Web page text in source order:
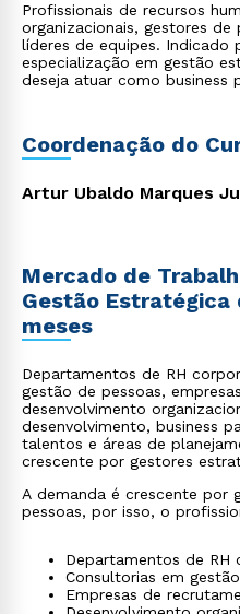
Profissionais de recursos
organizacionais, gestores de
líderes de equipes. Indicado
especialização em gestão
deseja atuar como business
Coordenação do
Artur Ubaldo Marques
Mercado de
Gestão Estratégica
meses
Departamentos de RH
gestão de pessoas,
desenvolvimento
desenvolvimento, business
talentos e áreas de
crescente por gestores
A demanda é crescente por
pessoas, por isso, o
Departamentos de RH
Consultorias em
Empresas de